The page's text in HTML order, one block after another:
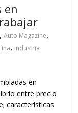
en
,Auto Magazine,
, industria
en
entre precio
características